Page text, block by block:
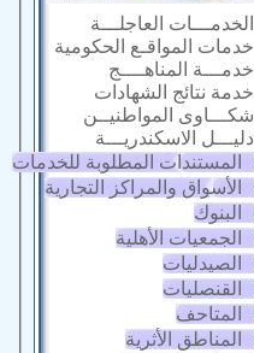
الخدمـــات العاجلـــة
خدمات المواقـع الحكومية
خدمـــة المناهــــج
خدمة نتائج الشهادات
شكـــاوى المواطنيــن
دليـــل الاسكندريـــة
المستندات المطلوبة للخدمات
الأسواق والمراكز التجارية
البنوك
الجمعيات الأهلية
الصيدليات
القنصليات
المتاحف
المناطق الأثرية